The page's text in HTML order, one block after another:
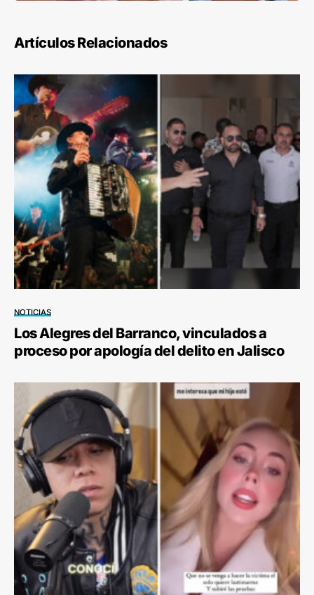
Artículos Relacionados
NOTICIAS
Los Alegres del Barranco, vinculados a
proceso por apología del delito en Jalisco